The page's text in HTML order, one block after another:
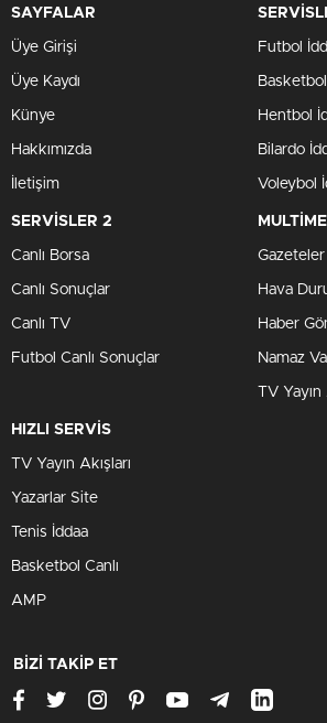
SAYFALAR
Üye Girişi
Üye Kaydı
Künye
Hakkımızda
İletişim
Futbol
Hentbol
Bilardo
Voleybol
SERVİSLER 2
Canlı Borsa
Canlı Sonuçlar
Canlı TV
Futbol Canlı Sonuçlar
Gazeteler
Hava
Haber
Namaz
TV Yayın
HIZLI SERVİS
TV Yayın Akışları
Yazarlar Site
Tenis İddaa
Basketbol Canlı
AMP
BİZİ TAKİP ET